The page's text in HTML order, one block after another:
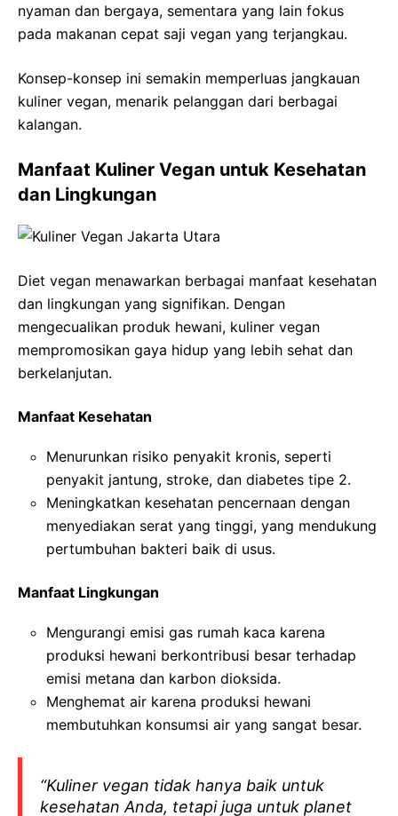
nyaman dan bergaya, sementara yang lain fokus
pada makanan cepat saji vegan yang terjangkau.
Konsep-konsep ini semakin memperluas jangkauan
kuliner vegan, menarik pelanggan dari berbagai
kalangan.
Manfaat Kuliner Vegan untuk Kesehatan
dan Lingkungan
Diet vegan menawarkan berbagai manfaat kesehatan
dan lingkungan yang signifikan. Dengan
mengecualikan produk hewani, kuliner vegan
mempromosikan gaya hidup yang lebih sehat dan
berkelanjutan.
Manfaat Kesehatan
Menurunkan risiko penyakit kronis, seperti
penyakit jantung, stroke, dan diabetes tipe 2.
Meningkatkan kesehatan pencernaan dengan
menyediakan serat yang tinggi, yang mendukung
pertumbuhan bakteri baik di usus.
Manfaat Lingkungan
Mengurangi emisi gas rumah kaca karena
produksi hewani berkontribusi besar terhadap
emisi metana dan karbon dioksida.
Menghemat air karena produksi hewani
membutuhkan konsumsi air yang sangat besar.
“Kuliner vegan tidak hanya baik untuk
kesehatan Anda, tetapi juga untuk planet